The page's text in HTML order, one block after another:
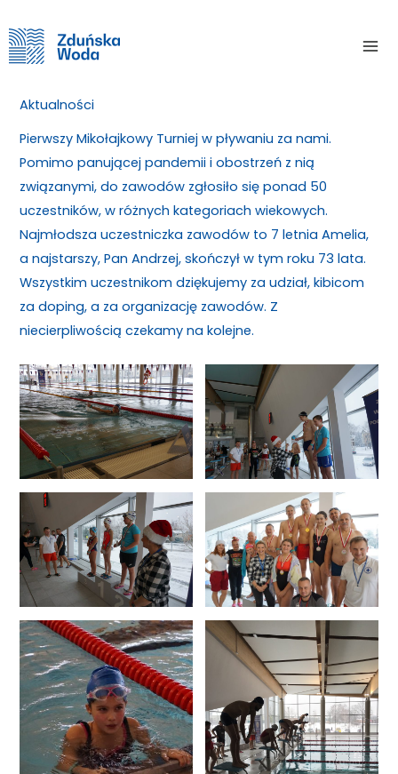
to
content
Aktualności
Pierwszy Mikołajkowy Turniej w pływaniu za nami.
Pomimo panującej pandemii i obostrzeń z nią
związanymi, do zawodów zgłosiło się ponad 50
uczestników, w różnych kategoriach wiekowych.
Najmłodsza uczestniczka zawodów to 7 letnia Amelia,
a najstarszy, Pan Andrzej, skończył w tym roku 73 lata.
Wszystkim uczestnikom dziękujemy za udział, kibicom
za doping, a za organizację zawodów. Z
niecierpliwością czekamy na kolejne.